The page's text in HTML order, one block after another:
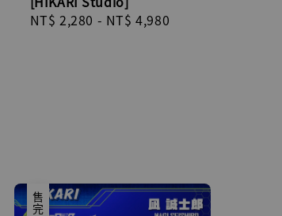
Regular
NT$ 2,280 - NT$ 4,980
售完